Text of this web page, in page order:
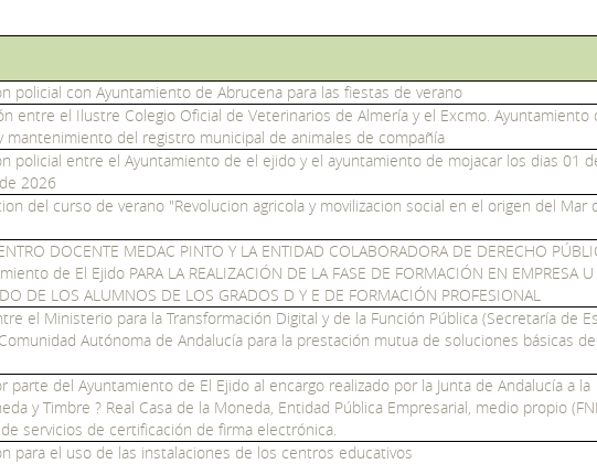
policial con Ayuntamiento de Abrucena para las fiestas de verano
entre el Ilustre Colegio Oficial de Veterinarios de Almería y el Excmo. Ayuntamiento
mantenimiento del registro municipal de animales de compañía
policial entre el Ayuntamiento de el ejido y el ayuntamiento de mojacar los dias 01
2026
del curso de verano "Revolucion agricola y movilizacion social en el origen del Mar
DOCENTE MEDAC PINTO Y LA ENTIDAD COLABORADORA DE DERECHO
de El Ejido PARA LA REALIZACIÓN DE LA FASE DE FORMACIÓN EN EMPRESA U
DE LOS ALUMNOS DE LOS GRADOS D Y E DE FORMACIÓN PROFESIONAL
el Ministerio para la Transformación Digital y de la Función Pública (Secretaría de
Autónoma de Andalucía para la prestación mutua de soluciones básicas de
parte del Ayuntamiento de El Ejido al encargo realizado por la Junta de Andalucía a la
y Timbre ? Real Casa de la Moneda, Entidad Pública Empresarial, medio propio
servicios de certificación de firma electrónica.
para el uso de las instalaciones de los centros educativos